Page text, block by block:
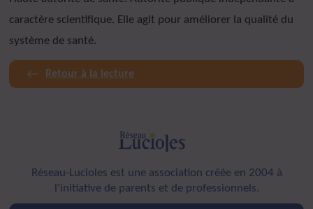
caractère scientifique. Elle agit pour améliorer la qualité du
système de santé.
Retour à la lecture
Réseau-Lucioles est une association créée en 2004 à
l'initiative de parents et de professionnels.